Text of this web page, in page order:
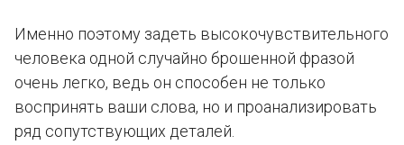
Именно поэтому задеть высокочувствительного
человека одной случайно брошенной фразой
очень легко, ведь он способен не только
воспринять ваши слова, но и проанализировать
ряд сопутствующих деталей.